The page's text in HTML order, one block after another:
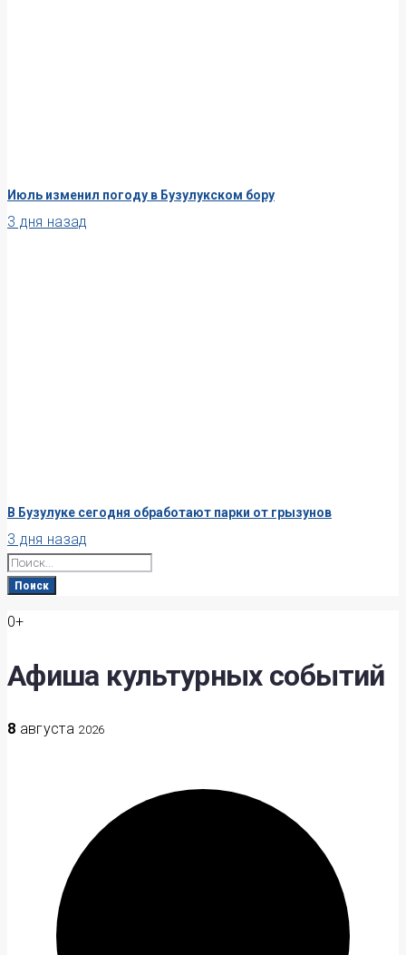
Июль изменил погоду в Бузулукском бору
3 дня назад
В Бузулуке сегодня обработают парки от грызунов
3 дня назад
Search
for:
Поиск
0+
Афиша культурных событий
8 августа 2026